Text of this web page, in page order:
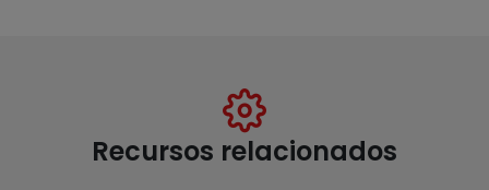
Recursos relacionados